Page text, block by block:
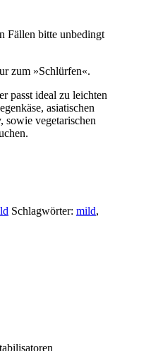
Fällen bitte unbedingt
zum »Schlürfen«.
passt ideal zu leichten
asiatischen
sowie vegetarischen
Schlagwörter: mild,